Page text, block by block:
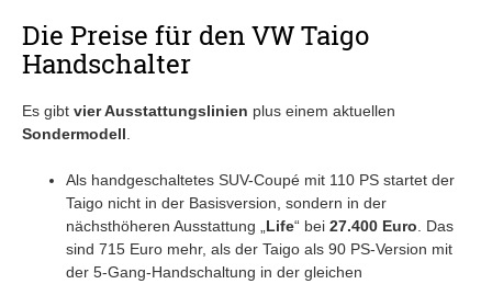
Die Preise für den VW Taigo
Handschalter
Es gibt vier Ausstattungslinien plus einem aktuellen
Sondermodell
Als handgeschaltetes SUV-Coupé mit 110 PS startet der
Taigo nicht in der Basisversion, sondern in der
nächsthöheren Ausstattung „ Life“ bei 27.400 Euro . Das
sind 715 Euro mehr, als der Taigo als 90 PS-Version mit
der 5-Gang-Handschaltung in der gleichen